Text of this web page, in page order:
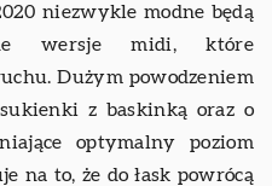
niezwykle modne będą
wersje midi, które
Dużym powodzeniem
z baskinką oraz o
optymalny poziom
na to, że do łask powrócą